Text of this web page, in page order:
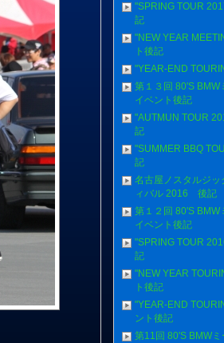
"SPRING TOUR
記
"NEW YEAR
ト後記
"YEAR-END
第１３回 80'S
イベント後記
"AUTMUN TOUR
記
"SUMMER BBQ
記
名古屋ノスタルジッ
ィバル 2016 後記
第１２回 80'S
イベント後記
"SPRING TOUR
記
"NEW YEAR
ト後記
"YEAR-END
ント後記
第11回 80'S BMW